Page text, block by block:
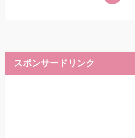
スポンサードリンク